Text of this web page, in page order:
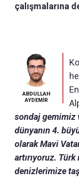
çalışmalarına
ABDULLAH
AYDEMİR
sondaj gemimiz
dünyanın 4.
olarak Mavi
artırıyoruz.
denizlerimize